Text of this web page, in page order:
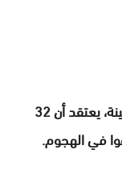
وتؤكد إسرائيل أن ه ما زال في غزة 130 رهينة، يعتقد أن 32